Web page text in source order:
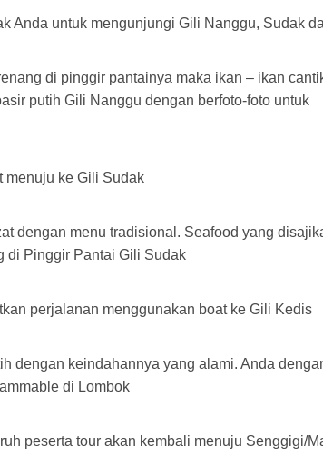
Anda untuk mengunjungi Gili Nanggu, Sudak
di pinggir pantainya maka ikan – ikan
putih Gili Nanggu dengan berfoto-foto untuk
menuju ke Gili Sudak
dengan menu tradisional. Seafood yang
di Pinggir Pantai Gili Sudak
perjalanan menggunakan boat ke Gili Kedis
dengan keindahannya yang alami. Anda
di Lombok
peserta tour akan kembali menuju Senggigi/